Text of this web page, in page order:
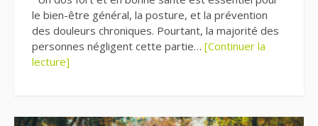
le bien-être général, la posture, et la prévention
des douleurs chroniques. Pourtant, la majorité des
personnes négligent cette partie… [Continuer la
lecture]